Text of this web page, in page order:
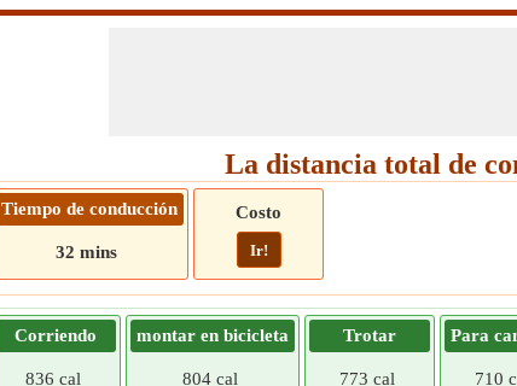
La distancia total de
Tiempo de conducción
32 mins
Costo
Ir!
Corriendo
836 cal
montar en bicicleta
804 cal
Trotar
773 cal
Para
710